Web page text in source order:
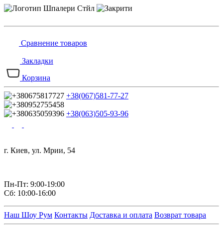
Сравнение товаров
Закладки
Корзина
+38(067)581-77-27
+38(063)505-93-96
г. Киев, ул. Мрии, 54
Пн-Пт: 9:00-19:00
Сб: 10:00-16:00
Наш Шоу Рум Контакты Доставка и оплата Возврат товара